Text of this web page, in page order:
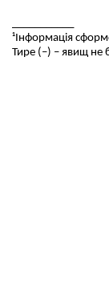
¹Інформація
Тире (–) –явищ не